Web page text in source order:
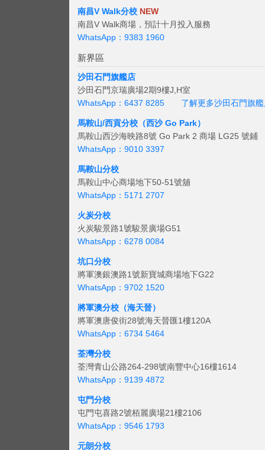
南昌V Walk分校 NEW
南昌V Walk商場，預計十月投入服務
WhatsApp：9383 1960
新界區
沙田石門旗艦店
沙田石門京瑞廣場2期9樓J,H室
WhatsApp：6437 8285
了解更多沙田石門旗
馬鞍山/西貢分校（西沙 Go Park）
馬鞍山西沙海映路8號 Go Park 2 商場 LG25 號鋪
WhatsApp：9010 3397
馬鞍山分校
馬鞍山中心商場地下50-51號舖
WhatsApp：5171 2707
火炭分校
火炭駿景路1號駿景廣場G51
WhatsApp：6278 0084
坑口分校
將軍澳銀澳路1號新寶城商場地下G22
WhatsApp：9702 1520
將軍澳分校（海天晉）
將軍澳唐俊街28號海天晉匯1樓120A
WhatsApp：6734 5464
荃灣分校
荃灣青山公路264-298號南豐中心16樓1614
WhatsApp：9139 4872
屯門分校
屯門屯喜路2號栢麗廣場21樓2106
WhatsApp：9546 1793
元朗分校